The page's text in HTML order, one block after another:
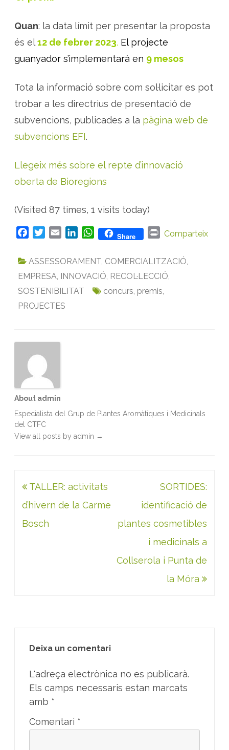
Quan: la data límit per presentar la proposta
és el12 de febrer 2023. El projecte
guanyador s’implementarà en 9 mesos
Tota la informació sobre com sol·licitar es pot
trobar a les directrius de presentació de
subvencions, publicades a la pàgina web de
subvencions EFI.
Llegeix més sobre el repte d’innovació
oberta de Bioregions
(Visited 87 times, 1 visits today)
c
b
o
o
i
t
e
r
a
l
n
e
d
W
a
s
A
Share
P
i
t
Comparteix
ASSESSORAMENT, COMERCIALITZACIÓ,
EMPRESA, INNOVACIÓ, RECOL·LECCIÓ,
SOSTENIBILITAT
concurs, premis,
PROJECTES
About admin
Especialista del Grup de Plantes Aromàtiques i Medicinals
del CTFC
View all posts by admin →
Navegació
d'entrades
TALLER: activitats
d’hivern de la Carme
Bosch
SORTIDES:
identificació de
plantes cosmetibles
i medicinals a
Collserola i Punta de
la Móra
Deixa un comentari
L'adreça electrònica no es publicarà.
Els camps necessaris estan marcats
amb *
Comentari *